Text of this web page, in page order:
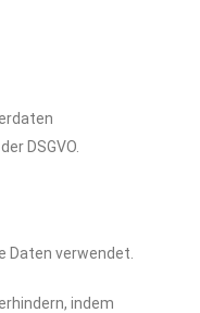
DSGVO.
Daten verwendet.
indem